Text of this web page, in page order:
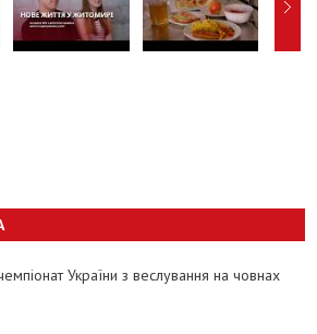
України з веслування на човнах